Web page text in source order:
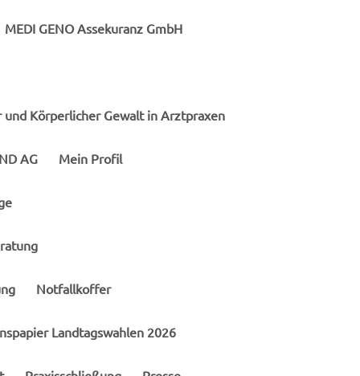
MEDI GENO Assekuranz GmbH
Körperlicher Gewalt in Arztpraxen
AG Mein Profil
Notfallkoffer
Landtagswahlen 2026
Folgen Sie uns auf unseren